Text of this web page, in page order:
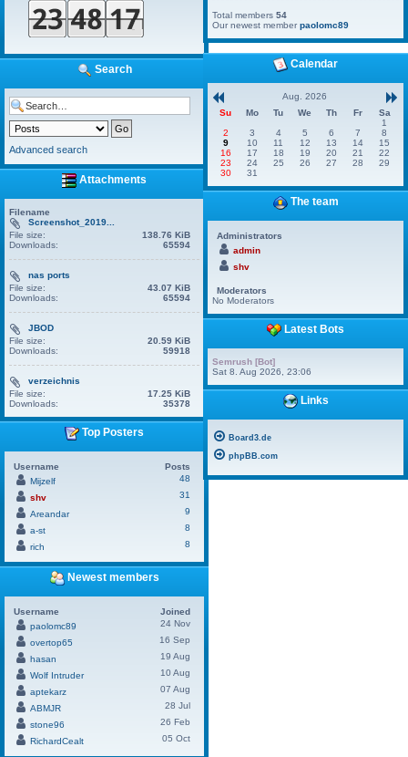
Search
Advanced search
Attachments
Filename
Screenshot_2019...
File size:
138.76 KiB
Downloads:
65594
nas ports
File size:
43.07 KiB
Downloads:
65594
JBOD
File size:
20.59 KiB
Downloads:
59918
verzeichnis
File size:
17.25 KiB
Downloads:
35378
Top Posters
Username
Posts
Mijzelf
48
shv
31
Areandar
9
a-st
8
rich
8
Newest members
Username
Joined
paolomc89
24 Nov
overtop65
16 Sep
hasan
19 Aug
Wolf Intruder
10 Aug
aptekarz
07 Aug
ABMJR
28 Jul
stone96
26 Feb
RichardCealt
05 Oct
Total members54
Our newest memberpaolomc89
Calendar
Aug. 2026
Su
Mo Tu We Th Fr
Sa
1
2
3 4 5 6 7
8
9
10 11 12 13 14
15
16
17 18 19 20 21
22
23
24 25 26 27 28
29
30
31
The team
Administrators
admin
shv
Moderators
No Moderators
Latest Bots
Semrush [Bot]
Sat 8. Aug 2026, 23:06
Links
Board3.de
phpBB.com